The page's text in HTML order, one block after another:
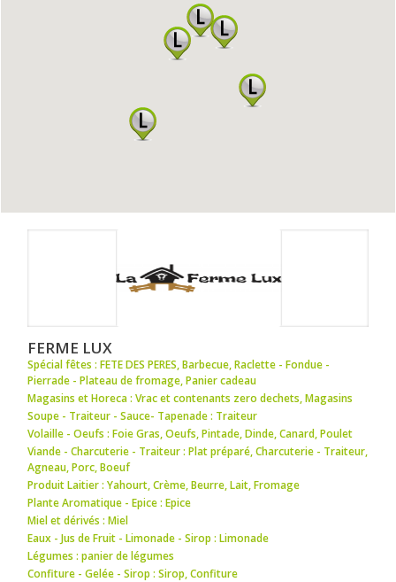
FERME LUX
Spécial fêtes : FETE DES PERES,Barbecue,Raclette - Fondue -
Pierrade - Plateau de fromage,Panier cadeau
Magasins et Horeca : Vrac et contenants zero dechets,Magasins
Soupe - Traiteur - Sauce- Tapenade : Traiteur
Volaille - Oeufs : Foie Gras,Oeufs,Pintade,Dinde,Canard,Poulet
Viande - Charcuterie - Traiteur : Plat préparé,Charcuterie - Traiteur,
Agneau,Porc,Boeuf
Produit Laitier : Yahourt,Crème,Beurre,Lait,Fromage
Plante Aromatique - Epice : Epice
Miel et dérivés : Miel
Eaux - Jus de Fruit - Limonade - Sirop : Limonade
Légumes : panier de légumes
Confiture - Gelée - Sirop : Sirop,Confiture